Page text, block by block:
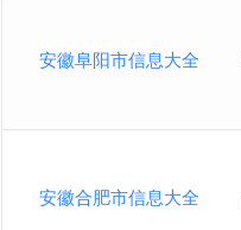
安徽阜阳市信息大全
安徽合肥市信息大全